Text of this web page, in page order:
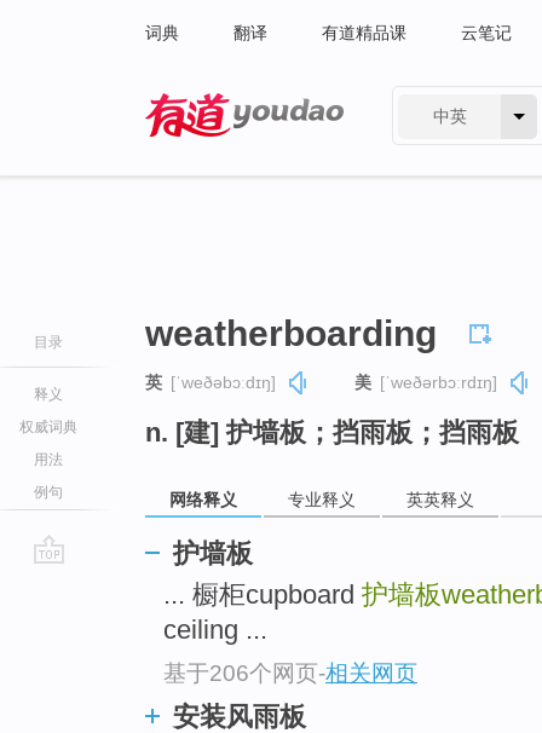
词典 翻译 有道精品课 云笔记
中英
目录
释义
权威词典
用法
例句
weatherboarding
英 [ˈweðəbɔːdɪŋ] 美 [ˈweðərbɔːrdɪŋ]
n. [建] 护墙板；挡雨板；挡雨板
网络释义 专业释义 英英释义
护墙板
... 橱柜cupboard 护墙板
ceiling ...
基于206个网页-相关网页
安装风雨板